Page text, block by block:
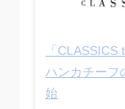
「
ハンカチーフ
始